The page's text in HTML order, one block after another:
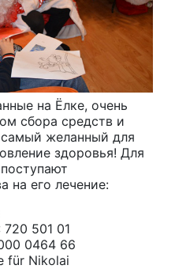
на Ёлке, очень
сбора средств и
самый желанный для
здоровья! Для
на его лечение:
501 01
0464 66
für Nikolai